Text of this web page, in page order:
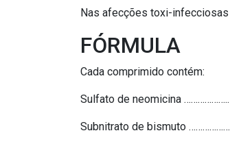
Nas afecções toxi-
FÓRMULA
Cada comprimido contém:
Sulfato de neomicina
Subnitrato de bismuto